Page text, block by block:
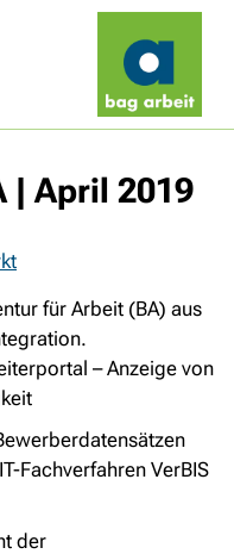
| April 2019
für Arbeit (BA) aus
– Anzeige von
Fachverfahren VerBIS
der